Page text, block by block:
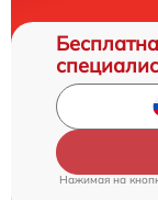
Нажимая на